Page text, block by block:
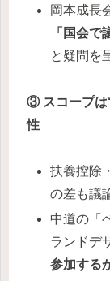
岡本成長
「国会で
と疑問を
③ スコープは
性
扶養控除
の差も議
中道の「
ランドデ
参加する